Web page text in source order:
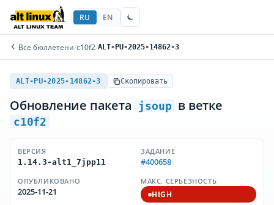
RU EN
Все бюллетени/c10f2/ALT-PU-2025-14862-3
ALT-PU-2025-14862-3 Скопировать
Обновление пакета jsoup в ветке
c10f2
ВЕРСИЯ
1.14.3-alt1_7jpp11
ЗАДАНИЕ
#400658
ОПУБЛИКОВАНО
2025-11-21
МАКС. СЕРЬЁЗНОСТЬ
HIGH